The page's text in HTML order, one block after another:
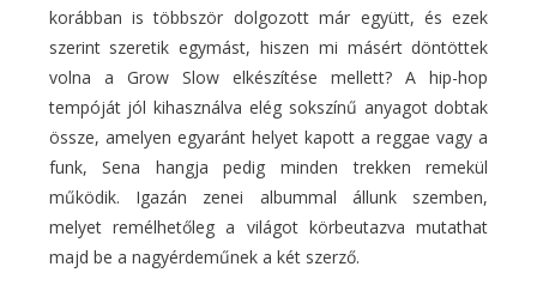
korábban is többször dolgozott már együtt, és ezek
szerint szeretik egymást, hiszen mi másért döntöttek
volna a Grow Slow elkészítése mellett? A hip-hop
tempóját jól kihasználva elég sokszínű anyagot dobtak
össze, amelyen egyaránt helyet kapott a reggae vagy a
funk, Sena hangja pedig minden trekken remekül
működik. Igazán zenei albummal állunk szemben,
melyet remélhetőleg a világot körbeutazva mutathat
majd be a nagyérdeműnek a két szerző.